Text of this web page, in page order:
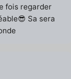
fois regarder
Sa sera